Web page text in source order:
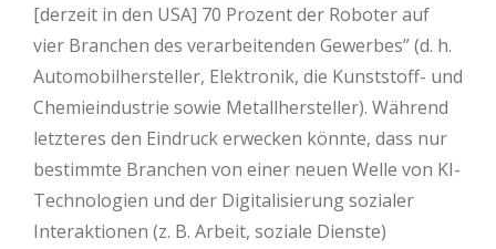
[derzeit in den USA] 70 Prozent der Roboter auf
vier Branchen des verarbeitenden Gewerbes” (d. h.
Automobilhersteller, Elektronik, die Kunststoff- und
Chemieindustrie sowie Metallhersteller). Während
letzteres den Eindruck erwecken könnte, dass nur
bestimmte Branchen von einer neuen Welle von KI-
Technologien und der Digitalisierung sozialer
Interaktionen (z. B. Arbeit, soziale Dienste)